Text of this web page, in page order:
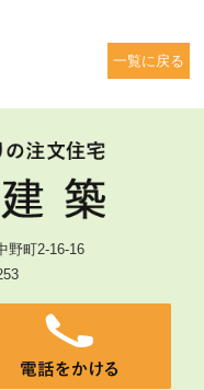
一覧に戻る
野町2-16-16